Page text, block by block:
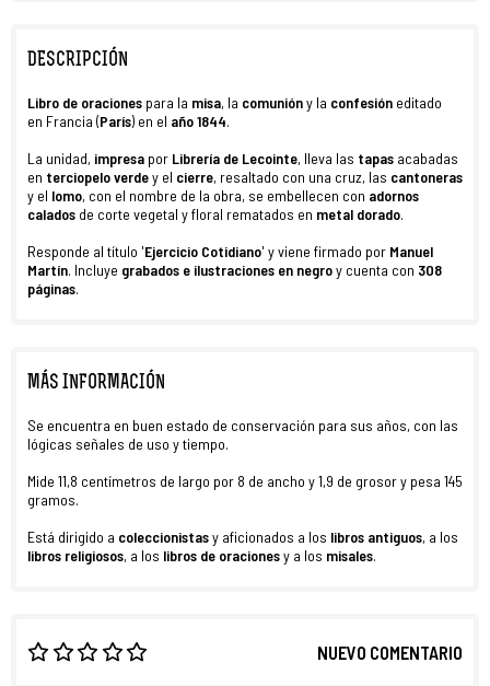
DESCRIPCIÓN
Libro de oraciones para la misa, la comunióny la confesión editado
en Francia (París) en el año 1844.
La unidad, impresa por Librería de Lecointe, lleva las tapas acabadas
en terciopelo verdey el cierre, resaltado con una cruz, las cantoneras
y el lomo, con el nombre de la obra, se embellecen con adornos
calados de corte vegetal y floral rematados en metal dorado.
Responde al título 'Ejercicio Cotidiano' y viene firmado por Manuel
Martín. Incluye grabados e ilustraciones en negroy cuenta con 308
páginas.
MÁS INFORMACIÓN
Se encuentra en buen estado de conservación para sus años, con las
lógicas señales de uso y tiempo.
Mide 11,8 centímetros de largo por 8 de ancho y 1,9 de grosor y pesa 145
gramos.
Está dirigido a coleccionistasy aficionados a los libros antiguos, a los
libros religiosos, a los libros de oracionesy a los misales.
NUEVO COMENTARIO